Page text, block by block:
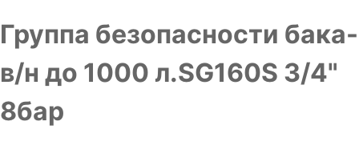
Группа безопасности бака-
в/н до 1000 л.SG160S 3/4"
8бар